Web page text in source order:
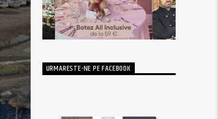
URMARESTE-NE PE FACEBOOK